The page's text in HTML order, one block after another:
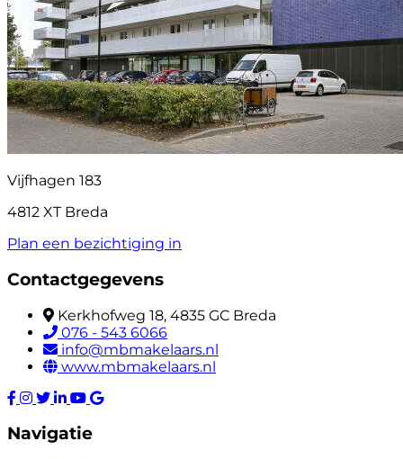
Vijfhagen 183
4812 XT Breda
Plan een bezichtiging in
Contactgegevens
Kerkhofweg 18, 4835 GC Breda
076 - 543 6066
info@mbmakelaars.nl
www.mbmakelaars.nl
Navigatie